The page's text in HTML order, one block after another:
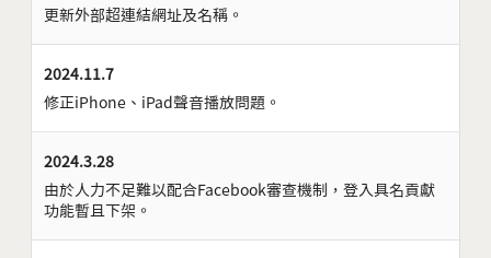
更新外部超連結網址及名稱。
2024.11.7
修正iPhone、iPad聲音播放問題。
2024.3.28
由於人力不足難以配合Facebook審查機制，登入具名貢獻
功能暫且下架。